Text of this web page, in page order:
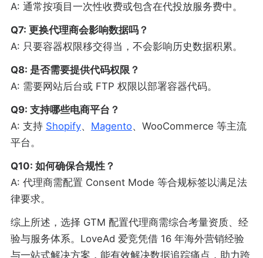
A: 通常按项目一次性收费或包含在代投放服务费中。
Q7: 更换代理商会影响数据吗？
A: 只要容器权限移交得当，不会影响历史数据积累。
Q8: 是否需要提供代码权限？
A: 需要网站后台或 FTP 权限以部署容器代码。
Q9: 支持哪些电商平台？
A: 支持 Shopify、 Magento、WooCommerce 等主流
平台。
Q10: 如何确保合规性？
A: 代理商需配置 Consent Mode 等合规标签以满足法
律要求。
综上所述，选择 GTM 配置代理商需综合考量资质、经
验与服务体系。LoveAd 爱竞凭借 16 年海外营销经验
与一站式解决方案，能有效解决数据追踪痛点，助力跨